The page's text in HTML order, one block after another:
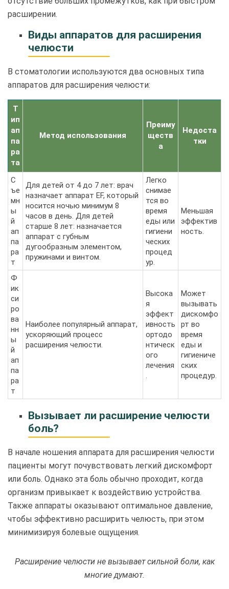
расширении.
Виды аппаратов для расширения
челюсти
В стоматологии используются два основных типа
аппаратов для расширения челюсти:
Т
ип
ап
па
ра
та
Метод использования
Преиму
ществ
а
Недоста
тки
С
ъе
мн
ы
й
ап
па
ра
т
Для детей от 4 до 7 лет: врач
назначает аппарат EF, который
носится ночью минимум 8
часов в день. Для детей
старше 8 лет: назначается
аппарат с губным
дугообразным элементом,
пружинами и винтом.
Легко
снимае
тся во
время
еды или
гигиени
ческих
процед
ур.
Меньшая
эффектив
ность.
Ф
ик
си
ро
ва
нн
ы
й
ап
па
ра
т
Наиболее популярный аппарат,
ускоряющий процесс
расширения челюсти.
Высока
я
эффект
ивность
ортодо
нтическ
ого
лечения
.
Может
вызывать
дискомфо
рт во
время
еды и
гигиениче
ских
процедур.
Вызывает ли расширение челюсти
боль?
В начале ношения аппарата для расширения челюсти
пациенты могут почувствовать легкий дискомфорт
или боль. Однако эта боль обычно проходит, когда
организм привыкает к воздействию устройства.
Также аппараты оказывают оптимальное давление,
чтобы эффективно расширить челюсть, при этом
минимизируя болевые ощущения.
Расширение челюсти не вызывает сильной боли, как
многие думают.